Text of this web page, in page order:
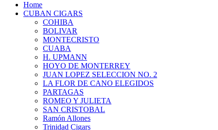
Home
CUBAN CIGARS
COHIBA
BOLIVAR
MONTECRISTO
CUABA
H. UPMANN
HOYO DE MONTERREY
JUAN LOPEZ SELECCION NO. 2
LA FLOR DE CANO ELEGIDOS
PARTAGAS
ROMEO Y JULIETA
SAN CRISTOBAL
Ramón Allones
Trinidad Cigars